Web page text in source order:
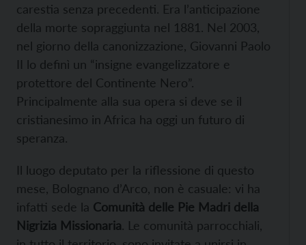
carestia senza precedenti. Era l’anticipazione
della morte sopraggiunta nel 1881. Nel 2003,
nel giorno della canonizzazione, Giovanni Paolo
II lo definì un “insigne evangelizzatore e
protettore del Continente Nero”.
Principalmente alla sua opera si deve se il
cristianesimo in Africa ha oggi un futuro di
speranza.
Il luogo deputato per la riflessione di questo
mese, Bolognano d’Arco, non è casuale: vi ha
infatti sede la Comunità delle Pie Madri della
Nigrizia Missionaria. Le comunità parrocchiali,